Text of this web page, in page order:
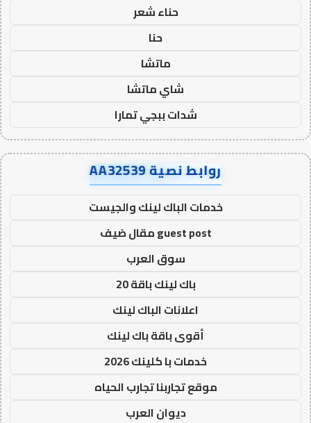
حناء شعر
حنا
ماتشا
شاي ماتشا
شدات ببجي تمارا
روابط نصية AA32539
خدمات الباك لينك والجيست
guest post مقال ضيف
سوق العرب
باك لينك باقة 20
اعلانات الباك لينك
أقوى باقة باك لينك
خدمات با كلينك 2026
موقع تجاربنا تجارب الحياه
ديوان العرب